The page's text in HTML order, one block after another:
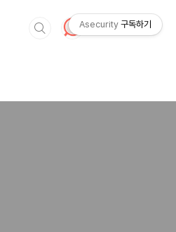
Asecurity 구독하기